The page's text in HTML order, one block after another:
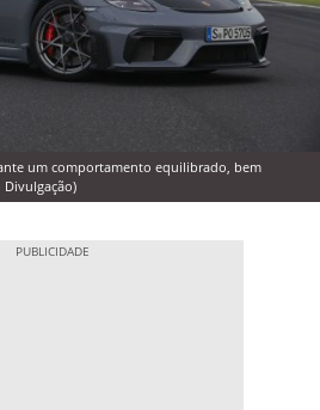
um comportamento equilibrado, bem